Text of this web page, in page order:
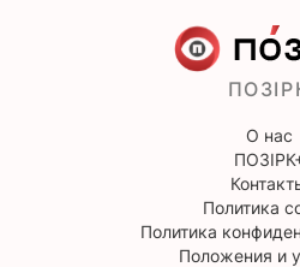
О нас
Политика
Политика
Положения и